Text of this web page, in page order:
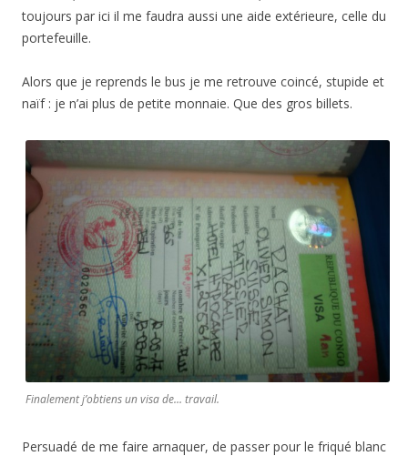
toujours par ici il me faudra aussi une aide extérieure, celle du
portefeuille.
Alors que je reprends le bus je me retrouve coincé, stupide et
naïf : je n’ai plus de petite monnaie. Que des gros billets.
Finalement j’obtiens un visa de… travail.
Persuadé de me faire arnaquer, de passer pour le friqué blanc